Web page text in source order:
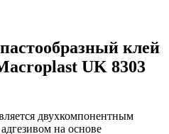
клей
UK 8303
двухкомпонентным
на основе